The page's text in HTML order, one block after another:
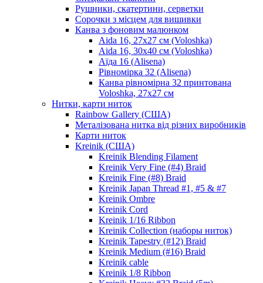
Рушники, скатертини, серветки
Сорочки з місцем для вишивки
Канва з фоновим малюнком
Aida 16, 27х27 см (Voloshka)
Aida 16, 30х40 см (Voloshka)
Аїда 16 (Alisena)
Рівномірка 32 (Alisena)
Канва рівномірна 32 принтована
Voloshka, 27х27 см
Нитки, карти ниток
Rainbow Gallery (США)
Металізована нитка від різних виробників
Карти ниток
Kreinik (США)
Kreinik Blending Filament
Kreinik Very Fine (#4) Braid
Kreinik Fine (#8) Braid
Kreinik Japan Thread #1, #5 & #7
Kreinik Ombre
Kreinik Cord
Kreinik 1/16 Ribbon
Kreinik Collection (наборы ниток)
Kreinik Tapestry (#12) Braid
Kreinik Medium (#16) Braid
Kreinik cable
Kreinik 1/8 Ribbon